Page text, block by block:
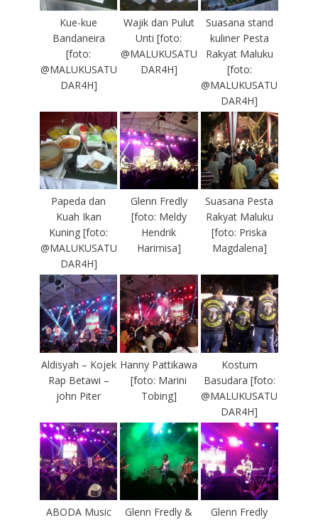
Kue-kue
Bandaneira
[foto:
@MALUKUSATU
DAR4H]
Wajik dan Pulut
Unti [foto:
@MALUKUSATU
DAR4H]
Suasana stand
kuliner Pesta
Rakyat Maluku
[foto:
@MALUKUSATU
DAR4H]
Papeda dan
Kuah Ikan
Kuning [foto:
@MALUKUSATU
DAR4H]
Glenn Fredly
[foto: Meldy
Hendrik
Harimisa]
Suasana Pesta
Rakyat Maluku
[foto: Priska
Magdalena]
Aldisyah – Kojek
Rap Betawi –
john Piter
Hanny Pattikawa
[foto: Marini
Tobing]
Kostum
Basudara [foto:
@MALUKUSATU
DAR4H]
ABODA Music Glenn Fredly & Glenn Fredly